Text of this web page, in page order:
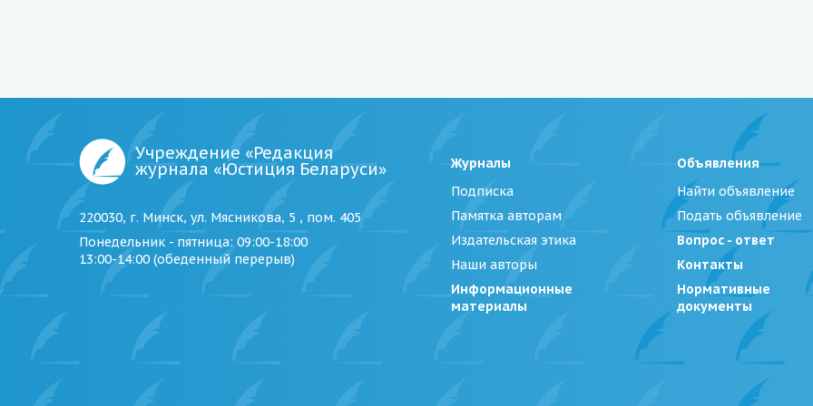
Учреждение «Редакция
журнала «Юстиция Беларуси»
220030, г. Минск, ул. Мясникова, 5 , пом. 405
Понедельник - пятница: 09:00-18:00
13:00-14:00 (обеденный перерыв)
Журналы
Подписка
Памятка авторам
Издательская этика
Наши авторы
Информационные
материалы
Объявления
Найти объявление
Подать объявление
Вопрос - ответ
Контакты
Нормативные
документы